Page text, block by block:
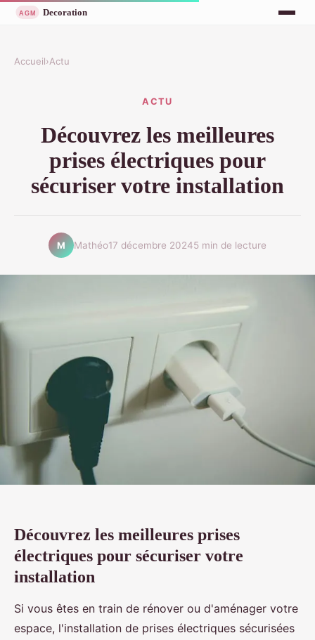
Accueil›Actu
ACTU
Découvrez les meilleures
prises électriques pour
sécuriser votre installation
M Mathéo17 décembre 20245 min de lecture
Découvrez les meilleures prises
électriques pour sécuriser votre
installation
Si vous êtes en train de rénover ou d'aménager votre
espace, l'installation de prises électriques sécurisées